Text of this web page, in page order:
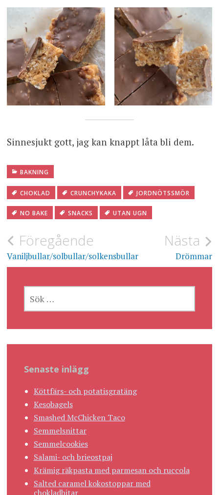
Sinnesjukt gott, jag kan knappt låta bli dem.
BAKNING
CHOKLAD CRUNCHYKAKA JORDNÖTSSMÖR
NO BAKE SNACKS UTAN UGN
Inläggsnavigering
Föregående
Vaniljbullar/solbullar/solkensbullar
Nästa
Drömmar
EFTER:
Senaste inlägg
Köttfärs- och potatisgratäng
Kesobagels
Smashed McChicken Taco
Semmelsnittar
Semmelcookies
Salami- och brieostpaj
Krämig räkpasta med parmesan och ruccola
Salted caramel kokostoppar med
chokladbitar